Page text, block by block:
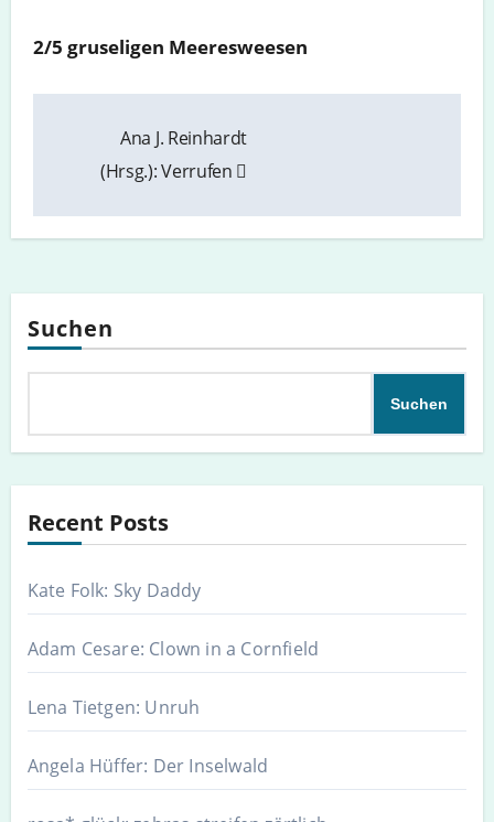
2/5 gruseligen Meeresweesen
Ana J. Reinhardt
(Hrsg.): Verrufen
Suchen
Suchen
Recent Posts
Kate Folk: Sky Daddy
Adam Cesare: Clown in a Cornfield
Lena Tietgen: Unruh
Angela Hüffer: Der Inselwald